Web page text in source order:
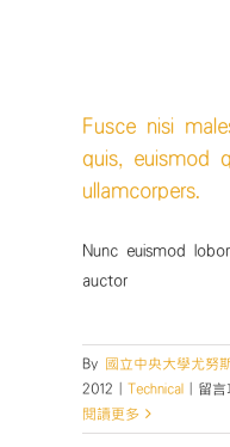
Fusce nisi
quis, euismod
ullamcorpers.
Nunc euismod
auctor
By 國立中央大學尤努
2012
Technical
在
nisi
留言
閱讀更多